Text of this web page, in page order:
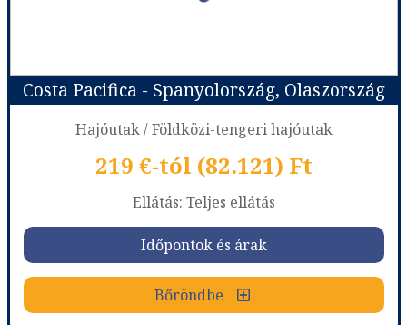
Costa Pacifica - Spanyolország, Olaszország
Hajóutak / Földközi-tengeri hajóutak
219 €-tól (82.121) Ft
Ellátás: Teljes ellátás
Időpontok és árak
Bőröndbe